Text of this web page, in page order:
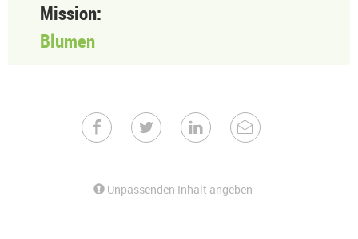
Mission:
Blumen
Unpassenden Inhalt angeben